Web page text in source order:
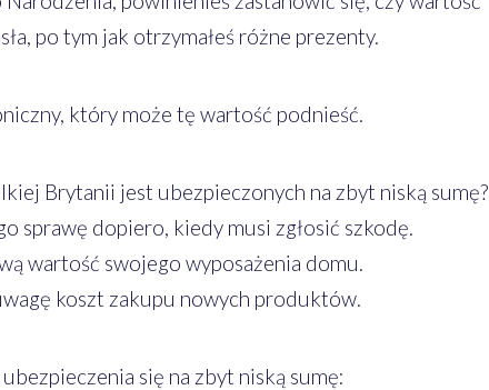
po tym jak otrzymałeś różne prezenty.
który może tę wartość podnieść.
Brytanii jest ubezpieczonych na zbyt niską sumę?
sprawę dopiero, kiedy musi zgłosić szkodę.
wartość swojego wyposażenia domu.
koszt zakupu nowych produktów.
się na zbyt niską sumę: